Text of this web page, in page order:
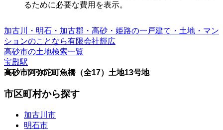
るために必要な費用を表示。
加古川・明石・加古郡・高砂・姫路の一戸建て・土地・マン
ションのことなら有限会社輝広
高砂市の土地検索一覧
宝殿駅
高砂市阿弥陀町魚橋（全17）土地13号地
市区町村から探す
加古川市
明石市